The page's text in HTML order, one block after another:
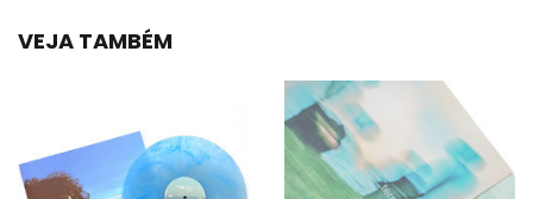
VEJA TAMBÉM